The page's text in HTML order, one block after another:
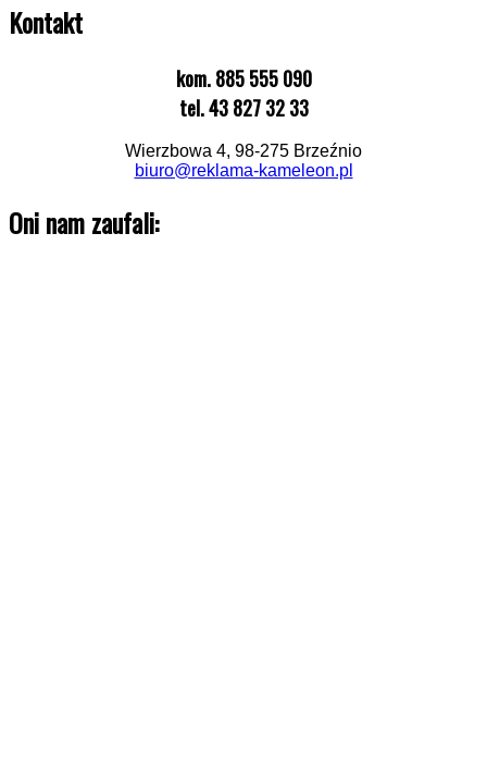
Kontakt
kom. 885 555 090
tel. 43 827 32 33
Wierzbowa 4, 98-275 Brzeźnio
biuro@reklama-kameleon.pl
Oni nam zaufali: